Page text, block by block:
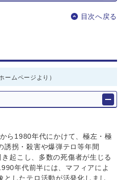
目次へ戻る
ームページより）
ら1980年代にかけて、極左・極
誘拐・殺害や爆弾テロ等年間
起こし、多数の死傷者が生じる
年代前半には、マフィアによ
としたテロ活動が活発化しまし